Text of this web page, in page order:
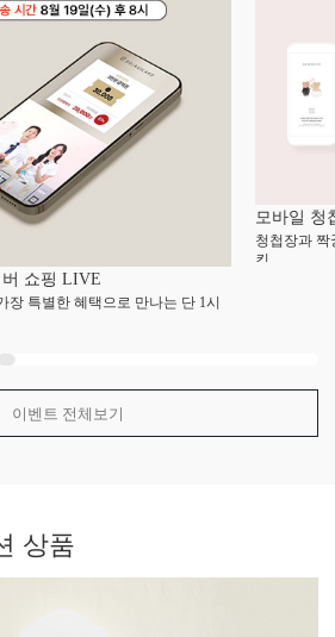
쇼핑 LIVE
장 특별한 혜택으로 만나는 단 1시
모바일 청
청첩장과 짝
킨
이벤트 전체보기
상품